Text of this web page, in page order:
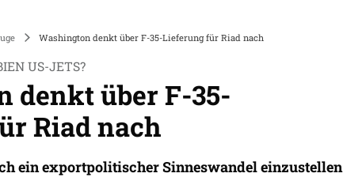
Washington denkt über F-35-Lieferung für Riad nach
US-JETS?
denkt über F-35-
Riad nach
ein exportpolitischer Sinneswandel